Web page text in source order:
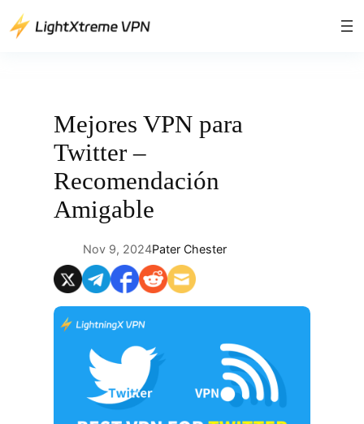
Saltar
Mejores VPN para
Twitter –
Recomendación
Amigable
Nov 9, 2024Pater Chester